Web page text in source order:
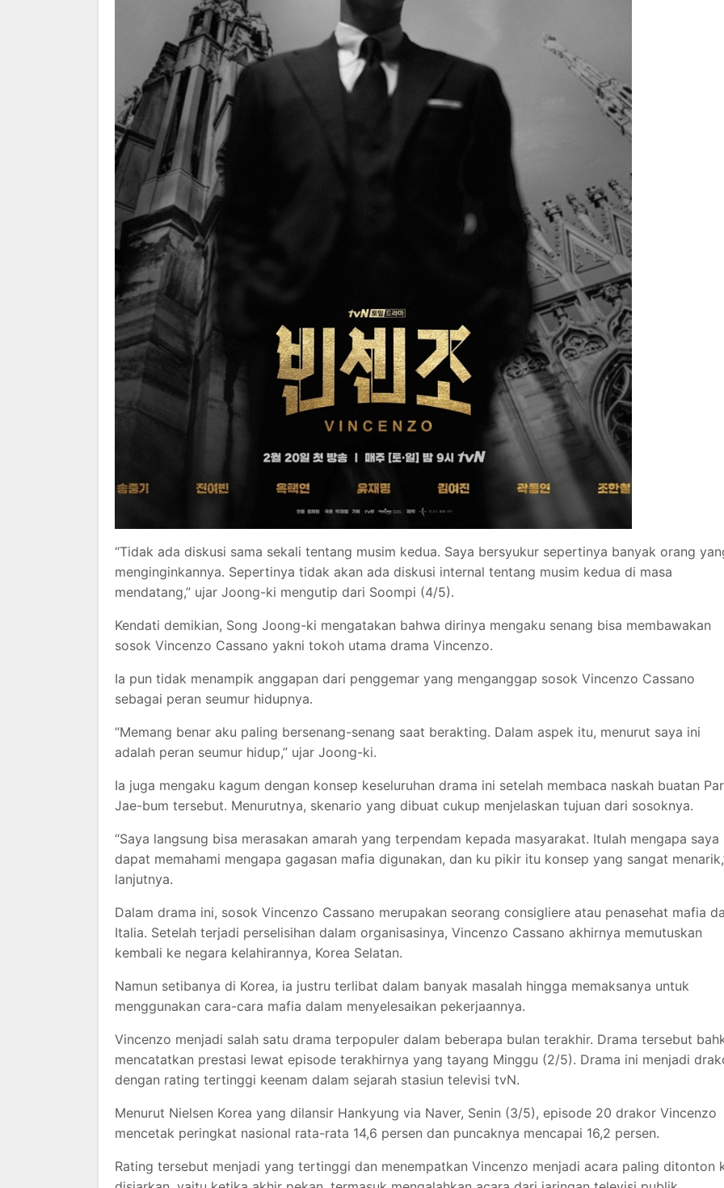
“Tidak ada diskusi sama sekali tentang musim kedua. Saya bersyukur sepertinya banyak orang
menginginkannya. Sepertinya tidak akan ada diskusi internal tentang musim kedua di masa
mendatang,” ujar Joong-ki mengutip dari Soompi (4/5).
Kendati demikian, Song Joong-ki mengatakan bahwa dirinya mengaku senang bisa membawakan
sosok Vincenzo Cassano yakni tokoh utama drama Vincenzo.
Ia pun tidak menampik anggapan dari penggemar yang menganggap sosok Vincenzo Cassano
sebagai peran seumur hidupnya.
“Memang benar aku paling bersenang-senang saat berakting. Dalam aspek itu, menurut saya ini
adalah peran seumur hidup,” ujar Joong-ki.
Ia juga mengaku kagum dengan konsep keseluruhan drama ini setelah membaca naskah buatan
Jae-bum tersebut. Menurutnya, skenario yang dibuat cukup menjelaskan tujuan dari sosoknya.
“Saya langsung bisa merasakan amarah yang terpendam kepada masyarakat. Itulah mengapa saya
dapat memahami mengapa gagasan mafia digunakan, dan ku pikir itu konsep yang sangat
lanjutnya.
Dalam drama ini, sosok Vincenzo Cassano merupakan seorang consigliere atau penasehat mafia
Italia. Setelah terjadi perselisihan dalam organisasinya, Vincenzo Cassano akhirnya memutuskan
kembali ke negara kelahirannya, Korea Selatan.
Namun setibanya di Korea, ia justru terlibat dalam banyak masalah hingga memaksanya untuk
menggunakan cara-cara mafia dalam menyelesaikan pekerjaannya.
Vincenzo menjadi salah satu drama terpopuler dalam beberapa bulan terakhir. Drama tersebut
mencatatkan prestasi lewat episode terakhirnya yang tayang Minggu (2/5). Drama ini menjadi
dengan rating tertinggi keenam dalam sejarah stasiun televisi tvN.
Menurut Nielsen Korea yang dilansir Hankyung via Naver, Senin (3/5), episode 20 drakor Vincenzo
mencetak peringkat nasional rata-rata 14,6 persen dan puncaknya mencapai 16,2 persen.
Rating tersebut menjadi yang tertinggi dan menempatkan Vincenzo menjadi acara paling ditonton